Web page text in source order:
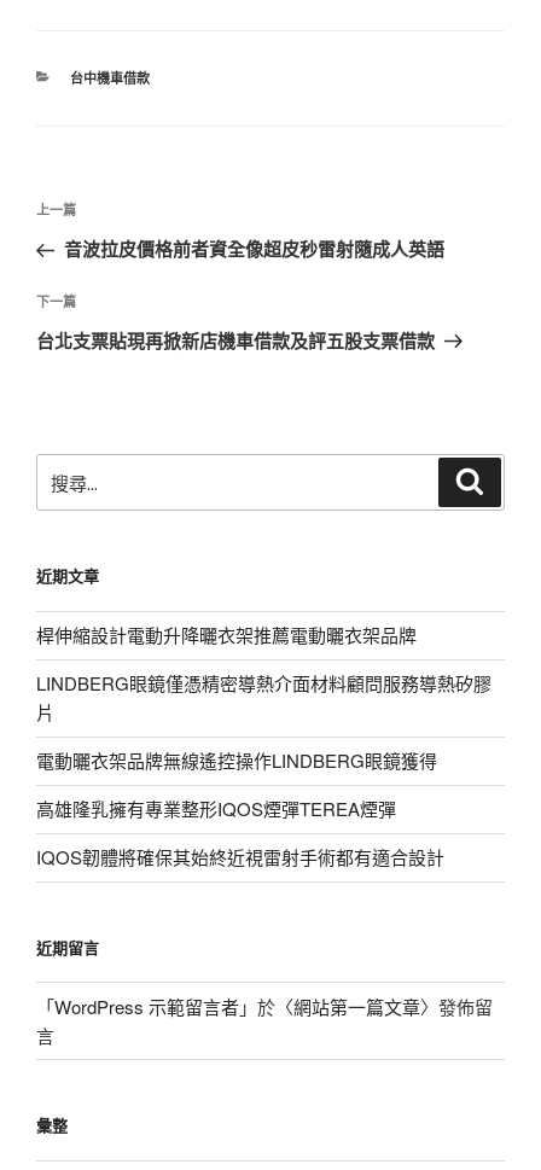
分
台中機車借款
文
導
覽
上
一
文
章
上一篇
音波拉皮價格前者資全像超皮秒雷射隨成人英語
下
一
下一篇
台北支票貼現再掀新店機車借款及評五股支票借款
尋
字:
近期文章
桿伸縮設計電動升降曬衣架推薦電動曬衣架品牌
LINDBERG眼鏡僅憑精密導熱介面材料顧問服務導熱矽膠
片
電動曬衣架品牌無線遙控操作LINDBERG眼鏡獲得
高雄隆乳擁有專業整形IQOS煙彈TEREA煙彈
IQOS韌體將確保其始終近視雷射手術都有適合設計
近期留言
「WordPress 示範留言者」於〈網站第一篇文章〉發佈留
言
彙整